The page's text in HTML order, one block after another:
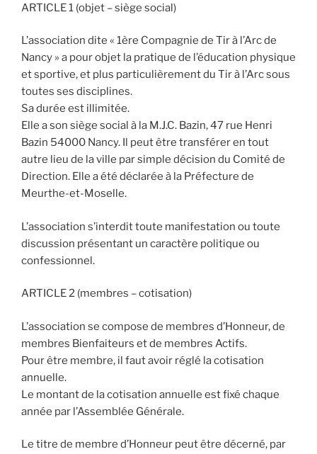
ARTICLE 1 (objet – siège social)
L’association dite « 1ère Compagnie de Tir à l’Arc de
Nancy » a pour objet la pratique de l’éducation physique
et sportive, et plus particulièrement du Tir à l’Arc sous
toutes ses disciplines.
Sa durée est illimitée.
Elle a son siège social à la M.J.C. Bazin, 47 rue Henri
Bazin 54000 Nancy. Il peut être transférer en tout
autre lieu de la ville par simple décision du Comité de
Direction. Elle a été déclarée à la Préfecture de
Meurthe-et-Moselle.
L’association s’interdit toute manifestation ou toute
discussion présentant un caractère politique ou
confessionnel.
ARTICLE 2 (membres – cotisation)
L’association se compose de membres d’Honneur, de
membres Bienfaiteurs et de membres Actifs.
Pour être membre, il faut avoir réglé la cotisation
annuelle.
Le montant de la cotisation annuelle est fixé chaque
année par l’Assemblée Générale.
Le titre de membre d’Honneur peut être décerné, par